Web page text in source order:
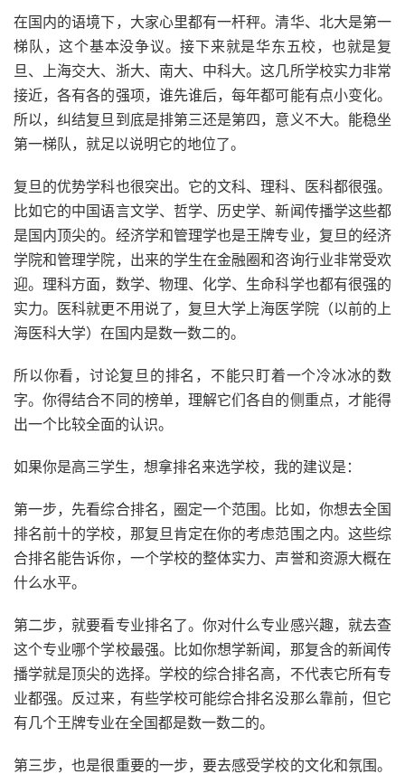
在国内的语境下，大家心里都有一杆秤。清华、北大是第一
梯队，这个基本没争议。接下来就是华东五校，也就是复
旦、上海交大、浙大、南大、中科大。这几所学校实力非常
接近，各有各的强项，谁先谁后，每年都可能有点小变化。
所以，纠结复旦到底是排第三还是第四，意义不大。能稳坐
第一梯队，就足以说明它的地位了。
复旦的优势学科也很突出。它的文科、理科、医科都很强。
比如它的中国语言文学、哲学、历史学、新闻传播学这些都
是国内顶尖的。经济学和管理学也是王牌专业，复旦的经济
学院和管理学院，出来的学生在金融圈和咨询行业非常受欢
迎。理科方面，数学、物理、化学、生命科学也都有很强的
实力。医科就更不用说了，复旦大学上海医学院（以前的上
海医科大学）在国内是数一数二的。
所以你看，讨论复旦的排名，不能只盯着一个冷冰冰的数
字。你得结合不同的榜单，理解它们各自的侧重点，才能得
出一个比较全面的认识。
如果你是高三学生，想拿排名来选学校，我的建议是：
第一步，先看综合排名，圈定一个范围。比如，你想去全国
排名前十的学校，那复旦肯定在你的考虑范围之内。这些综
合排名能告诉你，一个学校的整体实力、声誉和资源大概在
什么水平。
第二步，就要看专业排名了。你对什么专业感兴趣，就去查
这个专业哪个学校最强。比如你想学新闻，那复含的新闻传
播学就是顶尖的选择。学校的综合排名高，不代表它所有专
业都强。反过来，有些学校可能综合排名没那么靠前，但它
有几个王牌专业在全国都是数一数二的。
第三步，也是很重要的一步，要去感受学校的文化和氛围。